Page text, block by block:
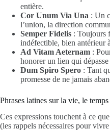
entière.
Cor Unum Via Una : Un
l’union, la direction
Semper Fidelis : Toujours
indéfectible, bien antérieur
Ad Vitam Aeternam :
honorer un lien qui dépasse
Dum Spiro Spero : Tant
promesse de ne jamais
Phrases latines sur la vie, le temps
Ces expressions touchent à ce
(les rappels nécessaires pour